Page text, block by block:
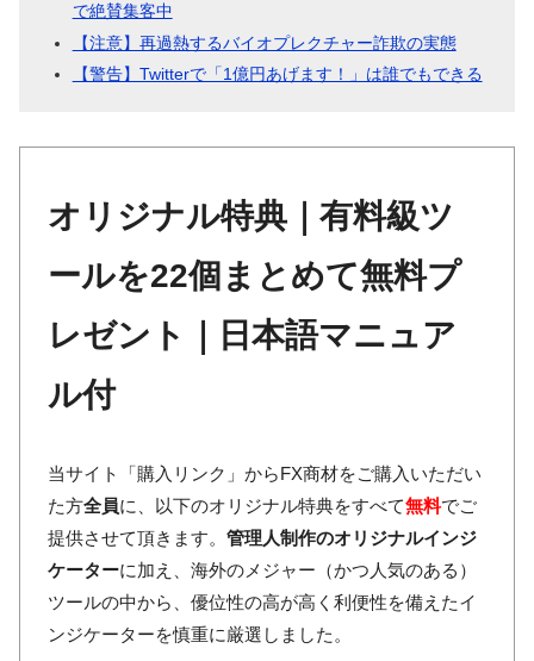
で絶賛集客中
【注意】再過熱するバイオプレクチャー詐欺の実態
【警告】Twitterで「1億円あげます！」は誰でもできる
オリジナル特典｜有料級ツ
ールを22個まとめて無料プ
レゼント｜日本語マニュア
ル付
当サイト「購入リンク」からFX商材をご購入いただい
た方全員に、以下のオリジナル特典をすべて無料でご
提供させて頂きます。 管理人制作のオリジナルインジ
ケーターに加え、海外のメジャー（かつ人気のある）
ツールの中から、優位性の高が高く利便性を備えたイ
ンジケーターを慎重に厳選しました。